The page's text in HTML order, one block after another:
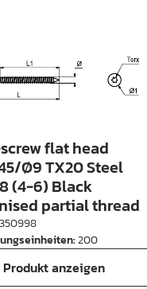
flat head
Ø9 TX20 Steel
(4-6) Black
partial thread
350998
:200
Produkt anzeigen